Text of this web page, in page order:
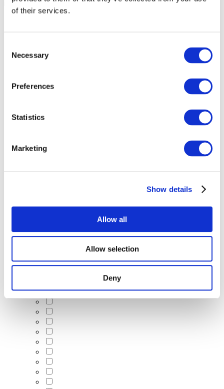
of their services.
Selection
Necessary
Preferences
Statistics
Marketing
Show details
Allow all
Allow selection
Deny